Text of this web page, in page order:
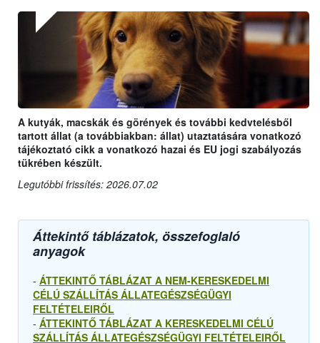
A kutyák, macskák és görények és további kedvtelésből
tartott állat (a továbbiakban: állat) utaztatására vonatkozó
tájékoztató cikk a vonatkozó hazai és EU jogi szabályozás
tükrében készült.
Legutóbbi frissítés: 2026.07.02
Áttekintő táblázatok, összefoglaló
anyagok
- ÁTTEKINTŐ TÁBLÁZAT A NEM-KERESKEDELMI
CÉLÚ SZÁLLÍTÁS ÁLLATEGÉSZSÉGÜGYI
FELTÉTELEIRŐL
- ÁTTEKINTŐ TÁBLÁZAT A KERESKEDELMI CÉLÚ
SZÁLLÍTÁS ÁLLATEGÉSZSÉGÜGYI FELTÉTELEIRŐL